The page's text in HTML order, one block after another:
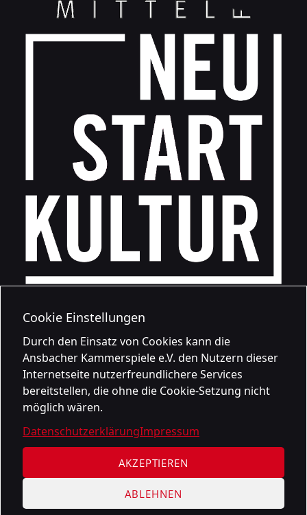
Cookie Einstellungen
Durch den Einsatz von Cookies kann die
Ansbacher Kammerspiele e.V. den Nutzern dieser
Internetseite nutzerfreundlichere Services
bereitstellen, die ohne die Cookie-Setzung nicht
möglich wären.
AKZEPTIEREN
ABLEHNEN
DatenschutzerklärungImpressum
Datenschutzerklärung